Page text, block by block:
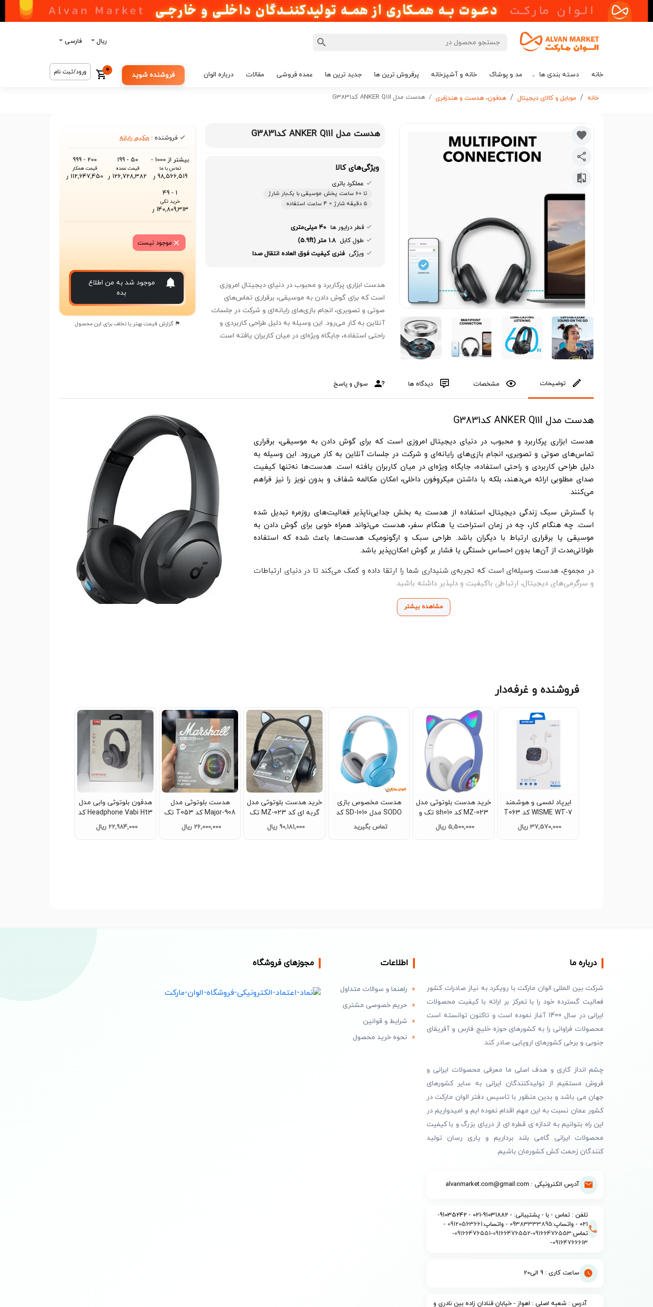
ریال فارسی
خانه دسته بندی ها مد و پوشاک خانه و آشپزخانه پرفروش ترین ها جدید ترین ها عمده فروشی مقالات درباره الوان فروشنده شوید
0 ورود/ثبت نام
خانه موبایل و کالای دیجیتال هدفون، هدست و هندزفری هدست مدل ANKER Q11I کدG3831
هدست مدل ANKER Q11I کدG3831
ویژگی‌های کالا
عملکرد باتری
تا 60 ساعت پخش موسیقی با یک‌بار شارژ
۵ دقیقه شارژ = ۴ ساعت استفاده
قطر درایور ها ۴۰ میلی‌متری
طول کابل 1.8 متر (5.9ft)
ویژگی فنری کیفیت فوق العاده انتقال صدا
هدست ابزاری پرکاربرد و محبوب در دنیای دیجیتال امروزی
است که برای گوش دادن به موسیقی، برقراری تماس‌های
صوتی و تصویری، انجام بازی‌های رایانه‌ای و شرکت در جلسات
آنلاین به کار می‌رود. این وسیله به دلیل طراحی کاربردی و
راحتی استفاده، جایگاه ویژه‌ای در میان کاربران یافته است.
فروشنده : حکیم رایانه
بیشتر از 1000 -
تماس با ما
98,566,519 ر
50 - 199
قیمت عمده
126,728,382 ر
200 - 999
قیمت همکار
112,647,450 ر
1 - 49
خرید تکی
140,809,313 ر
موجود نیست
موجود شد به من اطلاع
بده
گزارش قیمت بهتر یا تخلف برای این محصول
توضیحات مشخصات دیدگاه ها سوال و پاسخ
هدست مدل ANKER Q11I کدG3831
هدست ابزاری پرکاربرد و محبوب در دنیای دیجیتال امروزی است که برای گوش دادن به موسیقی، برقراری
تماس‌های صوتی و تصویری، انجام بازی‌های رایانه‌ای و شرکت در جلسات آنلاین به کار می‌رود. این وسیله به
دلیل طراحی کاربردی و راحتی استفاده، جایگاه ویژه‌ای در میان کاربران یافته است. هدست‌ها نه‌تنها کیفیت
صدای مطلوبی ارائه می‌دهند، بلکه با داشتن میکروفون داخلی، امکان مکالمه شفاف و بدون نویز را نیز فراهم
می‌کنند.
با گسترش سبک زندگی دیجیتال، استفاده از هدست به بخش جدایی‌ناپذیر فعالیت‌های روزمره تبدیل شده
است. چه هنگام کار، چه در زمان استراحت یا هنگام سفر، هدست می‌تواند همراه خوبی برای گوش دادن به
موسیقی یا برقراری ارتباط با دیگران باشد. طراحی سبک و ارگونومیک هدست‌ها باعث شده که استفاده
طولانی‌مدت از آن‌ها بدون احساس خستگی یا فشار بر گوش امکان‌پذیر باشد.
در مجموع، هدست وسیله‌ای است که تجربه‌ی شنیداری شما را ارتقا داده و کمک می‌کند تا در دنیای ارتباطات
و سرگرمی‌های دیجیتال، ارتباطی باکیفیت و دلپذیر داشته باشید.
مشاهده بیشتر
فروشنده و غرفه‌دار
ایرپاد لمسی و هوشمند
WISME WT-7 کد T063
تک و عمده
37,570,000 ریال
خرید هدست بلوتوثی مدل
MZ-023 کد sh010 تک و
عمده
5,500,000 ریال
هدست مخصوص بازی
SODO مدل SD-1010 کد
L107
تماس بگیرید
خرید هدست بلوتوثی مدل
گربه ای کد MZ-023 تک
وعمده کد d207
90,181,000 ریال
هدست بلوتوثی مدل
Major-908 کد T053 تک
و عمده
26,000,000 ریال
هدفون بلوتوثی وابی مدل
Headphone Vabi Ht3 کد
T057 تک و عمده
22,984,000 ریال
درباره ما
شرکت بین المللی الوان مارکت با رویکرد به نیاز صادرات کشور
فعالیت گسترده خود را با تمرکز بر ارائه با کیفیت محصولات
ایرانی در سال 1400 آغاز نموده است و تاکنون توانسته است
محصولات فراوانی را به کشورهای حوزه خلیج فارس و آفریقای
جنوبی و برخی کشورهای اروپایی صادر کند.
چشم انداز کاری و هدف اصلی ما معرفی محصولات ایرانی و
فروش مستقیم از تولیدکنندگان ایرانی به سایر کشورهای
جهان می باشد و بدین منظور با تاسیس دفتر الوان مارکت در
کشور عمان نسبت به این مهم اقدام نموده ایم و امیدواریم در
این راه بتوانیم به اندازه ی قطره ای از دریای بزرگ و با کیفیت
محصولات ایرانی گامی بلند برداریم و یاری رسان تولید
کنندگان زحمت کش کشورمان باشیم.
آدرس الکترونیکی : alvanmarket.com@gmail.com
تلفن : تماس - با - پشتیبانی: - 91031882-021 - 91035242-
021 - واتساپ:
09383333895 - واتساپ:09120563661
-
تماس:09166476553
-
09166476552
-
09166476551
-
09164766613
-
ساعت کاری : 9 الی20
آدرس : شعبه اصلی : اهواز - خیابان قنادان زاده بین نادری و
اطلاعات
راهنما و سوالات متداول
حریم خصوصی مشتری
شرایط و قوانین
نحوه خرید محصول
مجوزهای فروشگاه